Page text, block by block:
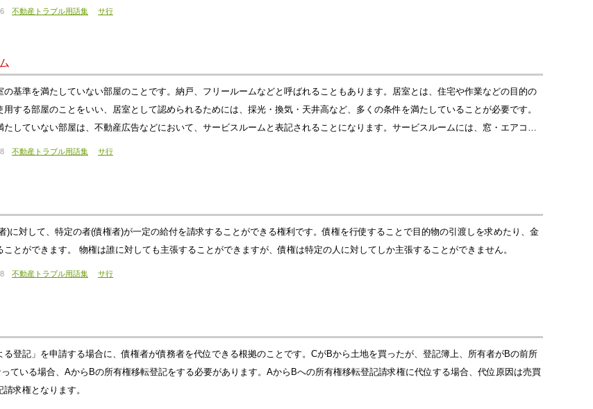
不動産トラブル用語集 サ行
の基準を満たしていない部屋のことです。納戸、フリールームなどと呼ばれることもあります。居室とは、住宅や作業などの目的の
用する部屋のことをいい、居室として認められるためには、採光・換気・天井高など、多くの条件を満たしていることが必要です。
たしていない部屋は、不動産広告などにおいて、サービスルームと表記されることになります。サービスルームには、窓・エアコ…
不動産トラブル用語集 サ行
)に対して、特定の者(債権者)が一定の給付を請求することができる権利です。債権を行使することで目的物の引渡しを求めたり、金
ことができます。 物権は誰に対しても主張することができますが、債権は特定の人に対してしか主張することができません。
不動産トラブル用語集 サ行
る登記」を申請する場合に、債権者が債務者を代位できる根拠のことです。CがBから土地を買ったが、登記簿上、所有者がBの前所
ている場合、AからBの所有権移転登記をする必要があります。AからBへの所有権移転登記請求権に代位する場合、代位原因は売買
求権となります。